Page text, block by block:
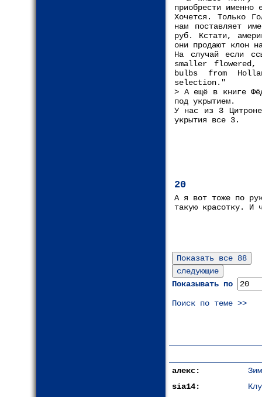
приобрести
Хочется. Только
нам поставляет
руб. Кстати,
они продают клон
На случай если
smaller flowered,
bulbs from
selection."
> А ещё в книге
под укрытием.
У нас из 3
укрытия все 3.
20
А я вот тоже по
такую красотку. И
Показывать по
Поиск по теме >>
алекс:
sia14: